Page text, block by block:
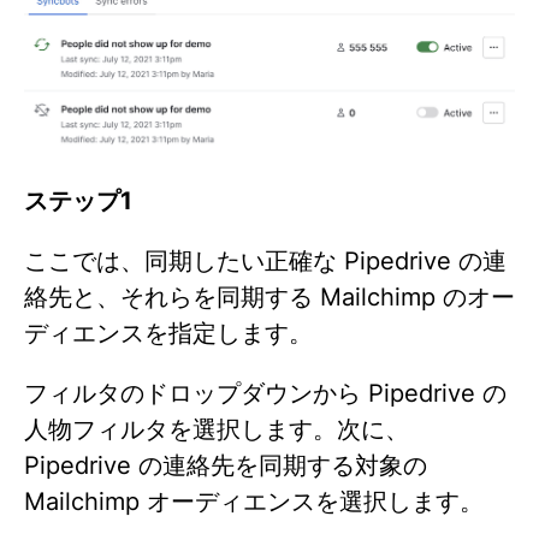
ステップ1
ここでは、同期したい正確な Pipedrive の連
絡先と、それらを同期する Mailchimp のオー
ディエンスを指定します。
フィルタのドロップダウンから Pipedrive の
人物フィルタを選択します。次に、
Pipedrive の連絡先を同期する対象の
Mailchimp オーディエンスを選択します。